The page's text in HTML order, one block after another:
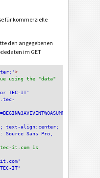
für kommerzielle
den angegebenen
im GET
>
using the "data"
TEC-IT'
text-align:center;
Sans Pro,
it.com is
IT'